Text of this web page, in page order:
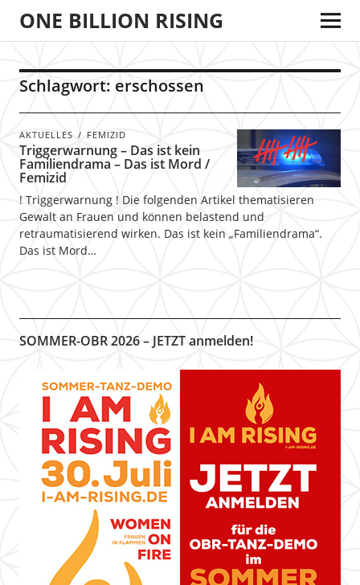
ONE BILLION RISING
Schlagwort: erschossen
AKTUELLES FEMIZID
Triggerwarnung – Das ist kein
Familiendrama – Das ist Mord /
Femizid
! Triggerwarnung ! Die folgenden Artikel thematisieren
Gewalt an Frauen und können belastend und
retraumatisierend wirken. Das ist kein „Familiendrama“.
Das ist Mord…
SOMMER-OBR 2026 – JETZT anmelden!